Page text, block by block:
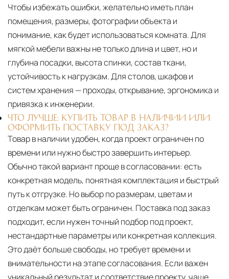
Чтобы избежать ошибки, желательно иметь план
помещения, размеры, фотографии объекта и
понимание, как будет использоваться комната. Для
мягкой мебели важны не только длина и цвет, но и
глубина посадки, высота спинки, состав ткани,
устойчивость к нагрузкам. Для столов, шкафов и
систем хранения — проходы, открывание, эргономика и
привязка к инженерии.
ЧТО ЛУЧШЕ: КУПИТЬ ТОВАР В НАЛИЧИИ ИЛИ
ОФОРМИТЬ ПОСТАВКУ ПОД ЗАКАЗ?
Товар в наличии удобен, когда проект ограничен по
времени или нужно быстро завершить интерьер.
Обычно такой вариант проще в согласовании: есть
конкретная модель, понятная комплектация и быстрый
путь к отгрузке. Но выбор по размерам, цветам и
отделкам может быть ограничен. Поставка под заказ
подходит, если нужен точный подбор под проект,
нестандартные параметры или конкретная коллекция.
Это даёт больше свободы, но требует времени и
внимательности на этапе согласования. Если важен